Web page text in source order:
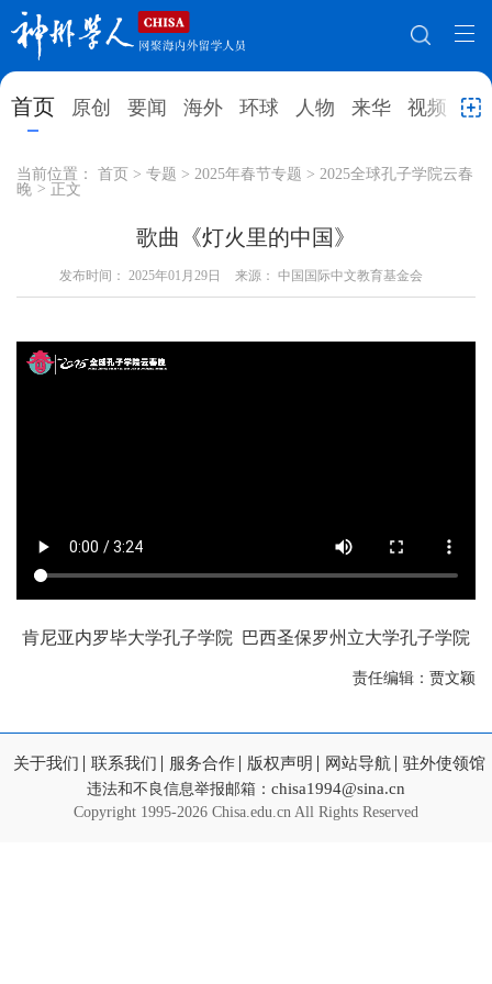
首页 原创 要闻 海外 环球 人物 来华 视频 教
网站地图
首页 原创 要闻 海外
综合
当前位置： 首页 > 专题 > 2025年春节专题 > 2025全球孔子学院云春
晚 > 正文
歌曲《灯火里的中国》
发布时间： 2025年01月29日 来源： 中国国际中文教育基金会
肯尼亚内罗毕大学孔子学院 巴西圣保罗州立大学孔子学院
责任编辑：贾文颖
关于我们 联系我们 服务合作 版权声明 网站导航 驻外使领馆
违法和不良信息举报邮箱： chisa1994@sina.cn
Copyright 1995-2026 Chisa.edu.cn All Rights Reserved